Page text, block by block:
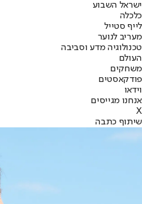
ישראל השבוע
כלכלה
לייף סטייל
מעריב לנוער
טכנולוגיה מדע וסביבה
העולם
משחקים
פודקאסטים
וידאו
אנחנו מגייסים
X
שיתוף כתבה